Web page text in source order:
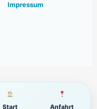
Start Anfahrt
Impressum